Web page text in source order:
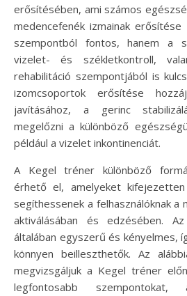
erősítésében, ami számos
medencefenék izmainak
szempontból fontos, hanem a
vizelet- és székletkontroll,
rehabilitáció szempontjából is
izomcsoportok erősítése
javításához, a gerinc
megelőzni a különböző
például a vizelet inkontinenciát.
A Kegel tréner különböző
érhető el, amelyeket
segíthessenek a felhasználóknak a
aktiválásában és edzésében.
általában egyszerű és kényelmes,
könnyen beilleszthetők. Az
megvizsgáljuk a Kegel tréner
legfontosabb szempontokat,